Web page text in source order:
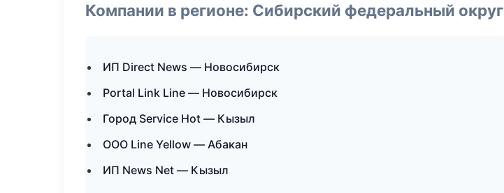
Компании в регионе: Сибирский федеральный округ
ИП Direct News — Новосибирск
Portal Link Line — Новосибирск
Город Service Hot — Кызыл
ООО Line Yellow — Абакан
ИП News Net — Кызыл